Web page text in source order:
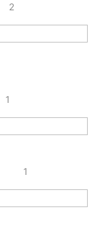
2
1
1